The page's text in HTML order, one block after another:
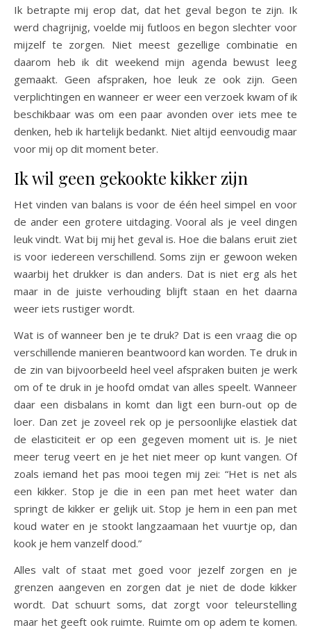
Ik betrapte mij erop dat, dat het geval begon te zijn. Ik
werd chagrijnig, voelde mij futloos en begon slechter voor
mijzelf te zorgen. Niet meest gezellige combinatie en
daarom heb ik dit weekend mijn agenda bewust leeg
gemaakt. Geen afspraken, hoe leuk ze ook zijn. Geen
verplichtingen en wanneer er weer een verzoek kwam of ik
beschikbaar was om een paar avonden over iets mee te
denken, heb ik hartelijk bedankt. Niet altijd eenvoudig maar
voor mij op dit moment beter.
Ik wil geen gekookte kikker zijn
Het vinden van balans is voor de één heel simpel en voor
de ander een grotere uitdaging. Vooral als je veel dingen
leuk vindt. Wat bij mij het geval is. Hoe die balans eruit ziet
is voor iedereen verschillend. Soms zijn er gewoon weken
waarbij het drukker is dan anders. Dat is niet erg als het
maar in de juiste verhouding blijft staan en het daarna
weer iets rustiger wordt.
Wat is of wanneer ben je te druk? Dat is een vraag die op
verschillende manieren beantwoord kan worden. Te druk in
de zin van bijvoorbeeld heel veel afspraken buiten je werk
om of te druk in je hoofd omdat van alles speelt. Wanneer
daar een disbalans in komt dan ligt een burn-out op de
loer. Dan zet je zoveel rek op je persoonlijke elastiek dat
de elasticiteit er op een gegeven moment uit is. Je niet
meer terug veert en je het niet meer op kunt vangen. Of
zoals iemand het pas mooi tegen mij zei: “Het is net als
een kikker. Stop je die in een pan met heet water dan
springt de kikker er gelijk uit. Stop je hem in een pan met
koud water en je stookt langzaamaan het vuurtje op, dan
kook je hem vanzelf dood.”
Alles valt of staat met goed voor jezelf zorgen en je
grenzen aangeven en zorgen dat je niet de dode kikker
wordt. Dat schuurt soms, dat zorgt voor teleurstelling
maar het geeft ook ruimte. Ruimte om op adem te komen.